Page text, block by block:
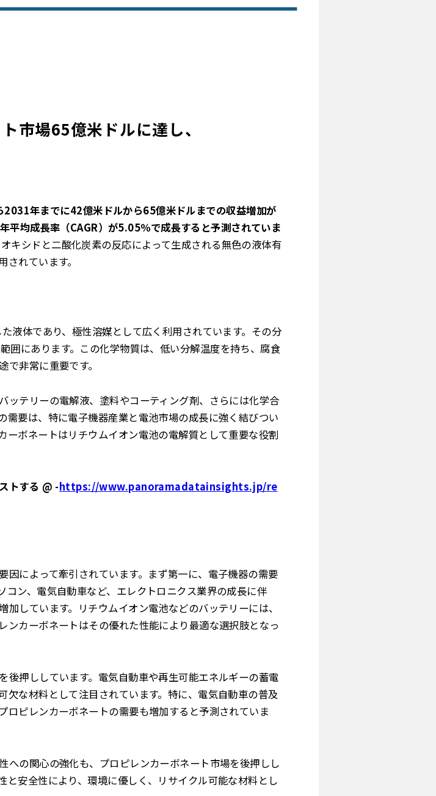
市場65億米ドルに達し、
年までに42億米ドルから65億米ドルまでの収益増加が
均成長率（CAGR）が5.05％で成長すると予測されていま
キシドと二酸化炭素の反応によって生成される無色の液体有
れています。
液体であり、極性溶媒として広く利用されています。その分
にあります。この化学物質は、低い分解温度を持ち、腐食
非常に重要です。
ッテリーの電解液、塗料やコーティング剤、さらには化学合
要は、特に電子機器産業と電池市場の成長に強く結びつい
ボネートはリチウムイオン電池の電解質として重要な役割
トする @ -https://www.panoramadatainsights.jp/re
によって牽引されています。まず第一に、電子機器の需要
ン、電気自動車など、エレクトロニクス業界の成長に伴
しています。リチウムイオン電池などのバッテリーには、
カーボネートはその優れた性能により最適な選択肢となっ
押ししています。電気自動車や再生可能エネルギーの蓄電
な材料として注目されています。特に、電気自動車の普及
ロピレンカーボネートの需要も増加すると予測されていま
への関心の強化も、プロピレンカーボネート市場を後押しし
安全性により、環境に優しく、リサイクル可能な材料とし